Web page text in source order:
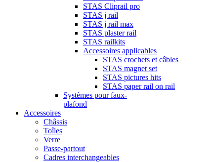
STAS Cliprail pro
STAS j rail
STAS j rail max
STAS plaster rail
STAS railkits
Accessoires applicables
STAS crochets et câbles
STAS magnet set
STAS pictures hits
STAS paper rail on rail
Systèmes pour faux-
plafond
Accessoires
Châssis
Toîles
Verre
Passe-partout
Cadres interchangeables